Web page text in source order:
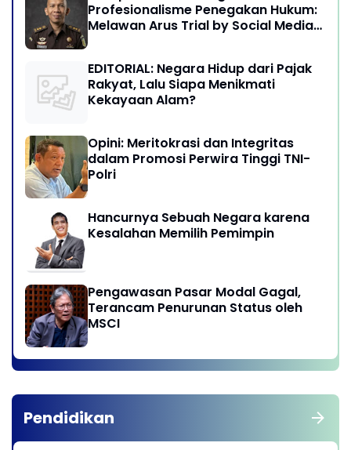
Profesionalisme Penegakan Hukum:
Melawan Arus Trial by Social Media
EDITORIAL: Negara Hidup dari Pajak
Rakyat, Lalu Siapa Menikmati
Kekayaan Alam?
Opini: Meritokrasi dan Integritas
dalam Promosi Perwira Tinggi TNI-
Polri
Hancurnya Sebuah Negara karena
Kesalahan Memilih Pemimpin
Pengawasan Pasar Modal Gagal,
Terancam Penurunan Status oleh
MSCI
Pendidikan